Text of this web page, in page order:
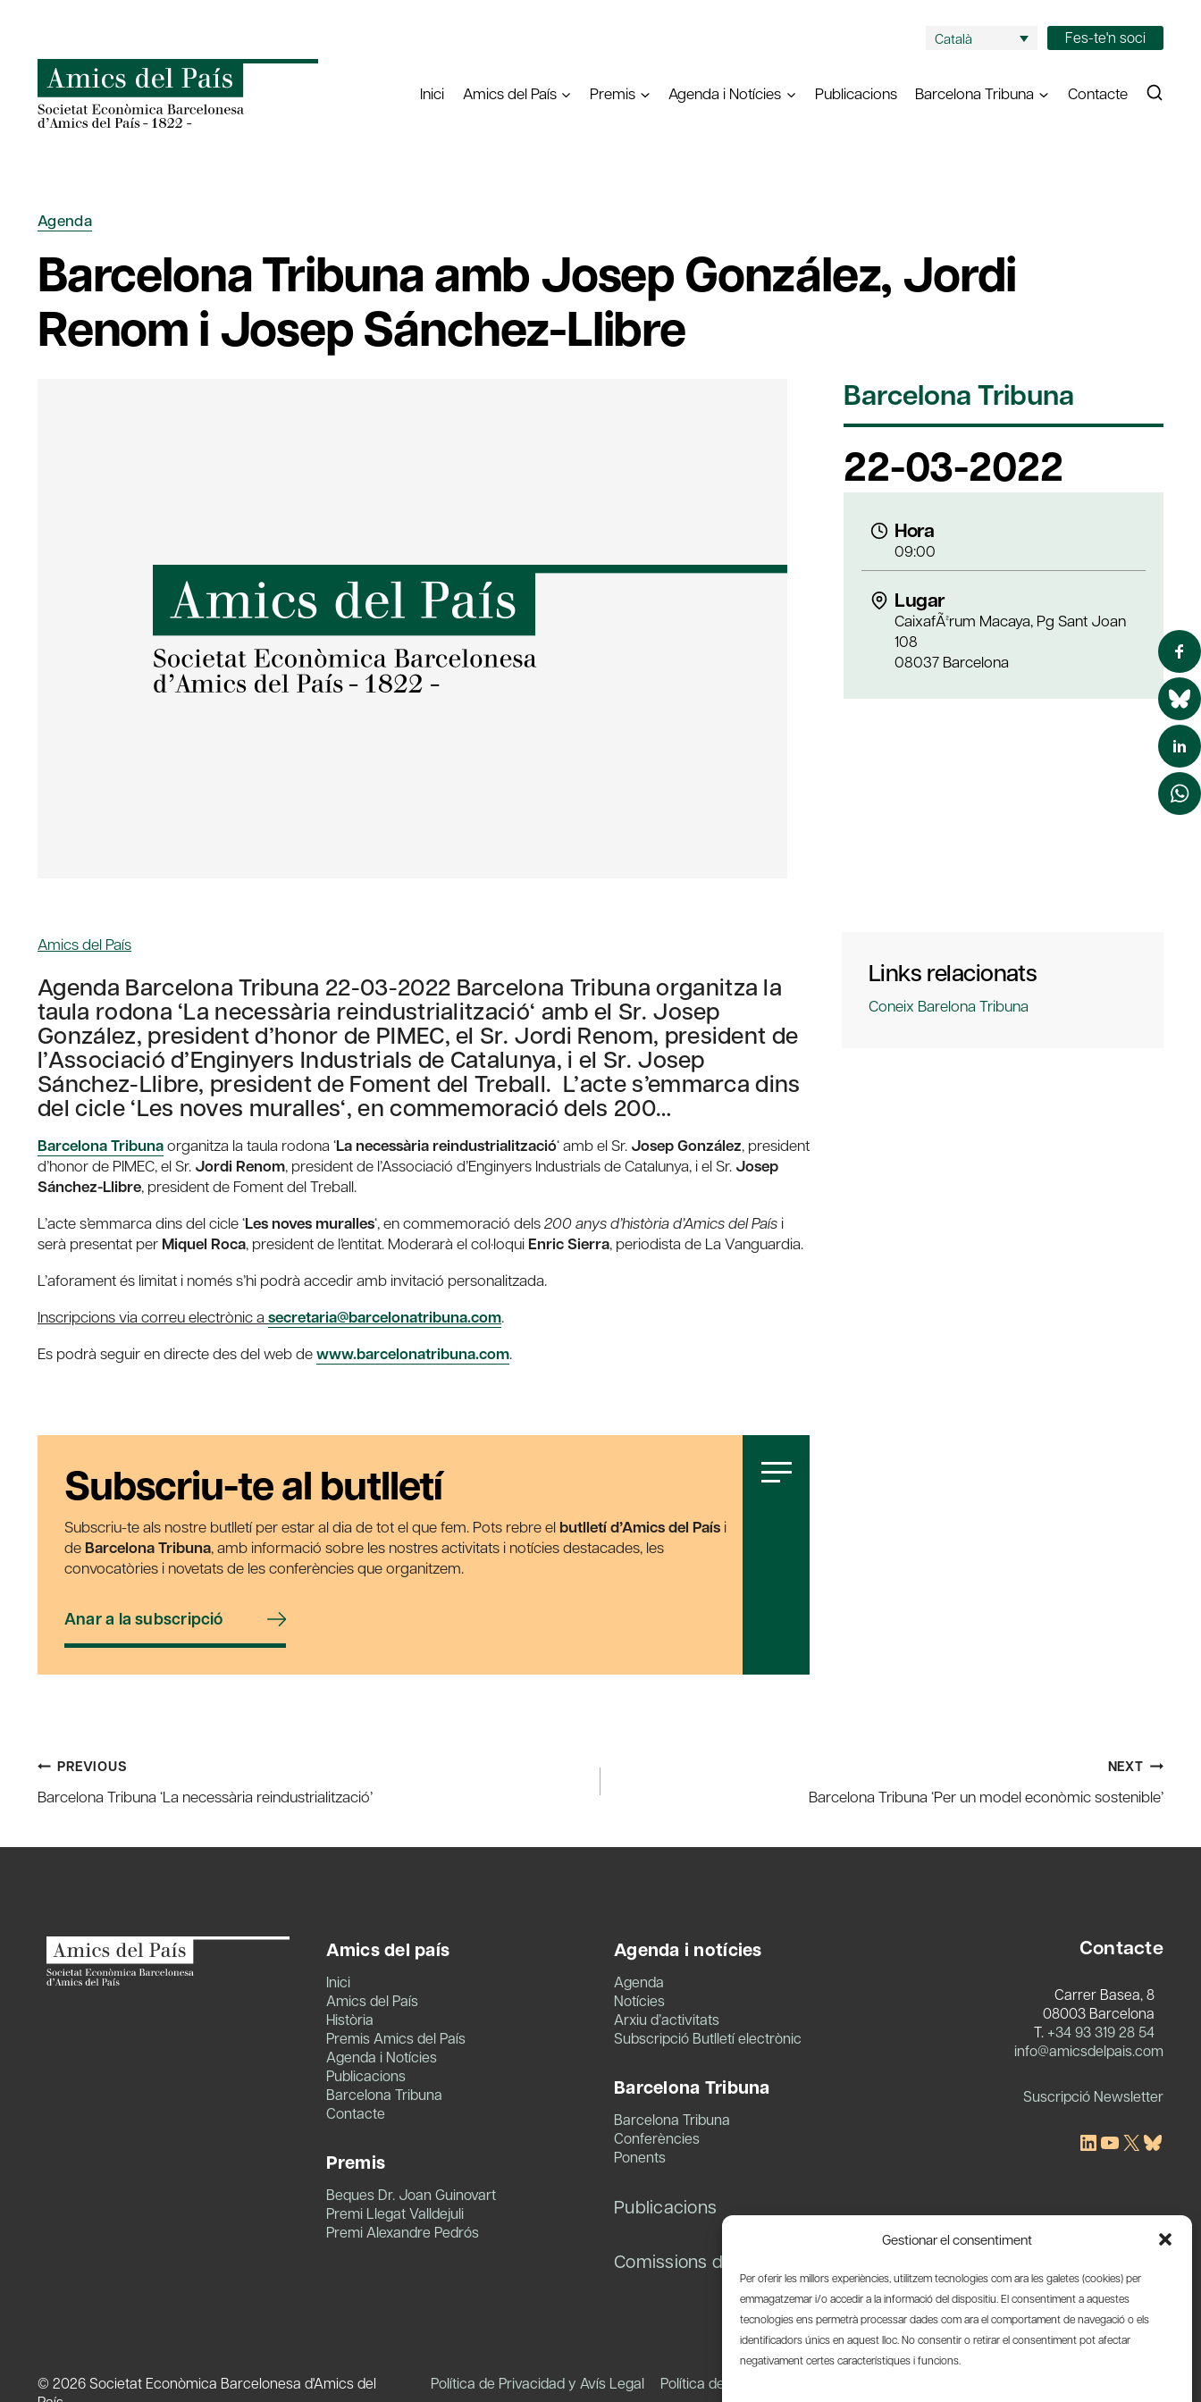
Gestionar el consentiment
Per oferir les millors experiències, utilitzem tecnologies com ara les galetes (cookies) per
emmagatzemar i/o accedir a la informació del dispositiu. El consentiment a aquestes
tecnologies ens permetrà processar dades com ara el comportament de navegació o els
identificadors únics en aquest lloc. No consentir o retirar el consentiment pot afectar
negativament certes característiques i funcions.
content
Català Fes-te'n soci
Inici Amics del País Premis Agenda i Notícies Publicacions Barcelona Tribuna Contacte
Agenda
Barcelona Tribuna amb Josep González, Jordi
Renom i Josep Sánchez-Llibre
Barcelona Tribuna
22-03-2022
Hora
09:00
Lugar
CaixafÃ²rum Macaya, Pg Sant Joan
108
08037 Barcelona
Amics del País
Agenda Barcelona Tribuna 22-03-2022 Barcelona Tribuna organitza la
taula rodona ‘La necessària reindustrialització‘ amb el Sr. Josep
González, president d’honor de PIMEC, el Sr. Jordi Renom, president de
l’Associació d’Enginyers Industrials de Catalunya, i el Sr. Josep
Sánchez-Llibre, president de Foment del Treball. L’acte s’emmarca dins
del cicle ‘Les noves muralles‘, en commemoració dels 200…
Barcelona Tribunaorganitza la taula rodona ‘La necessària reindustrialització‘ amb el Sr. Josep González, president
d’honor de PIMEC, el Sr. Jordi Renom, president de l’Associació d’Enginyers Industrials de Catalunya, i el Sr. Josep
Sánchez-Llibre, president de Foment del Treball.
L’acte s’emmarca dins del cicle ‘Les noves muralles‘, en commemoració dels200 anys d’història d’Amics del País i
serà presentat per Miquel Roca, president de l’entitat. Moderarà el col·loqui Enric Sierra, periodista de La Vanguardia.
L’aforament és limitat i només s’hi podrà accedir amb invitació personalitzada.
Inscripcions via correu electrònic a secretaria@barcelonatribuna.com.
Es podrà seguir en directe des del web dewww.barcelonatribuna.com.
Subscriu-te al butlletí
Subscriu-te als nostre butlletí per estar al dia de tot el que fem. Pots rebre el butlletí d’Amics del País i
de Barcelona Tribuna, amb informació sobre les nostres activitats i notícies destacades, les
convocatòries i novetats de les conferències que organitzem.
Anar a la subscripció
Links relacionats
Coneix Barelona Tribuna
Post
navigation
PREVIOUS
Barcelona Tribuna ‘La necessària reindustrialització’
NEXT
Barcelona Tribuna ‘Per un model econòmic sostenible’
Amics del país
Inici
Amics del País
Història
Premis Amics del País
Agenda i Notícies
Publicacions
Barcelona Tribuna
Contacte
Premis
Beques Dr. Joan Guinovart
Premi Llegat Valldejuli
Premi Alexandre Pedrós
Agenda i notícies
Agenda
Notícies
Arxiu d’activitats
Subscripció Butlletí electrònic
Barcelona Tribuna
Barcelona Tribuna
Conferències
Ponents
Publicacions
Comissions de treball
Contacte
Carrer Basea, 8
08003 Barcelona
T. +34 93 319 28 54
info@amicsdelpais.com
Suscripció Newsletter
LinkedIn
YouTube
X
© 2026 Societat Econòmica Barcelonesa d'Amics del
Política de Privacidad y Avís Legal Política de Cookies